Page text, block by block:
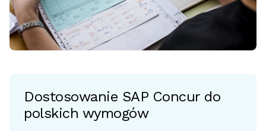
Dostosowanie SAP Concur do
polskich wymogów